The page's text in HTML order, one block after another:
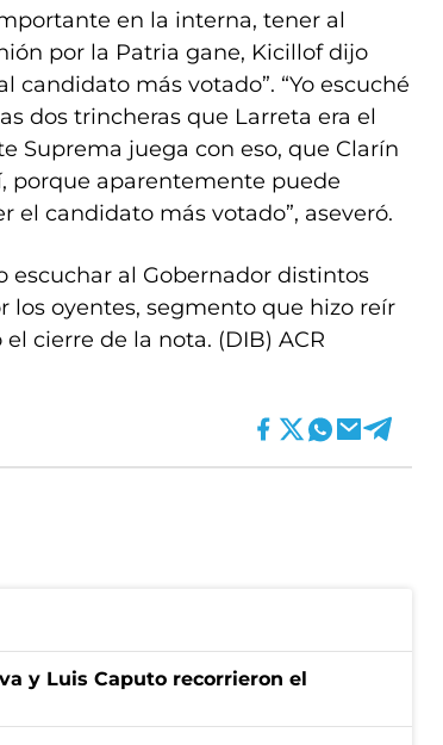
en la interna, tener al
por la Patria gane, Kicillof dijo
más votado”. “Yo escuché
dos trincheras que Larreta era el
Suprema juega con eso, que Clarín
porque aparentemente puede
el candidato más votado”, aseveró.
escuchar al Gobernador distintos
los oyentes, segmento que hizo reír
cierre de la nota. (DIB) ACR
y Luis Caputo recorrieron el